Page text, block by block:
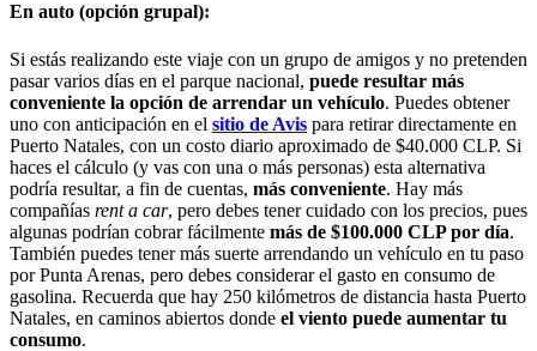
En auto (opción grupal):
Si estás realizando este viaje con un grupo de amigos y no pretenden
pasar varios días en el parque nacional, puede resultar más
conveniente la opción de arrendar un vehículo. Puedes obtener
uno con anticipación en el sitio de Avis para retirar directamente en
Puerto Natales, con un costo diario aproximado de $40.000 CLP. Si
haces el cálculo (y vas con una o más personas) esta alternativa
podría resultar, a fin de cuentas, más conveniente. Hay más
compañías rent a car, pero debes tener cuidado con los precios, pues
algunas podrían cobrar fácilmente más de $100.000 CLP por día.
También puedes tener más suerte arrendando un vehículo en tu paso
por Punta Arenas, pero debes considerar el gasto en consumo de
gasolina. Recuerda que hay 250 kilómetros de distancia hasta Puerto
Natales, en caminos abiertos donde el viento puede aumentar tu
consumo.